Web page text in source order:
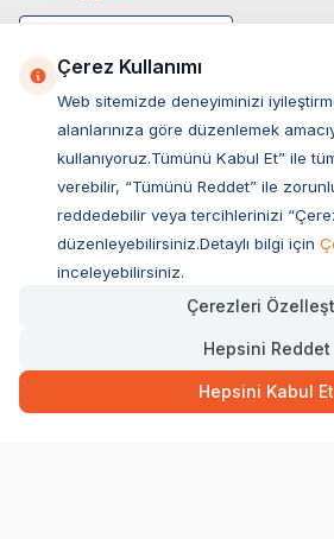
Müşteri Hizmetleri
Sıkça Sorulan
Ovacık Mah. Hacıoğlu Sok. No:13
Müşteri Destek Hattı
Çerez Kullanımı
Web sitemizde deneyiminizi
alanlarınıza göre düzenlemek
kullanıyoruz.Tümünü Kabul Et” ile
verebilir, “Tümünü Reddet” ile
reddedebilir veya tercihlerinizi
düzenleyebilirsiniz.Detaylı bilgi için
inceleyebilirsiniz.
Çerezleri
Hepsini Reddet
Hepsini Kabul Et